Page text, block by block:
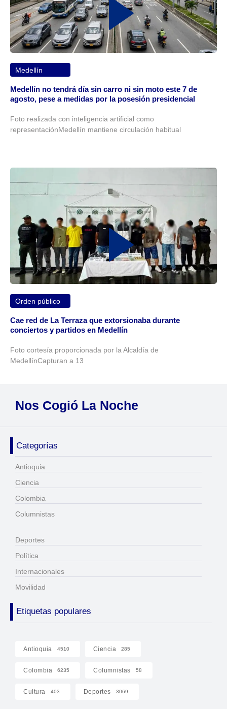
Medellín
Medellín no tendrá día sin carro ni sin moto este 7 de
agosto, pese a medidas por la posesión presidencial
Foto realizada con inteligencia artificial como
representaciónMedellín mantiene circulación habitual
Orden público
Cae red de La Terraza que extorsionaba durante
conciertos y partidos en Medellín
Foto cortesía proporcionada por la Alcaldía de
MedellínCapturan a 13
Nos Cogió La Noche
Categorías
Antioquia
Ciencia
Colombia
Columnistas
Deportes
Política
Internacionales
Movilidad
Etiquetas populares
Antioquia 4510 Ciencia 285
Colombia 6235 Columnistas 58
Cultura 403 Deportes 3069